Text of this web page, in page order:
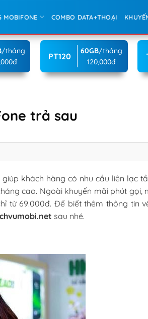
MOBIFONE COMBO DATA+THOẠI
/tháng
PT120
60GB/tháng
120,000đ
trả sau
khách hàng có nhu cầu liên lạc
cao. Ngoài khuyến mãi phút gọi,
từ 69.000đ. Để biết thêm thông tin
sau nhé.